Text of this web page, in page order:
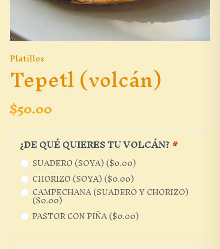
Platillos
Tepetl (volcán)
$50.00
¿DE QUÉ QUIERES TU VOLCÁN?*
SUADERO (SOYA) ($0.00)
CHORIZO (SOYA) ($0.00)
CAMPECHANA (SUADERO Y CHORIZO)
($0.00)
PASTOR CON PIÑA ($0.00)